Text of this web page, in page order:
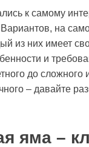
к самому
на
из них имеет
и
до сложного
– давайте
яма –